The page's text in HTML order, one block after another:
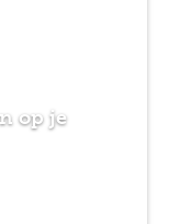
op je